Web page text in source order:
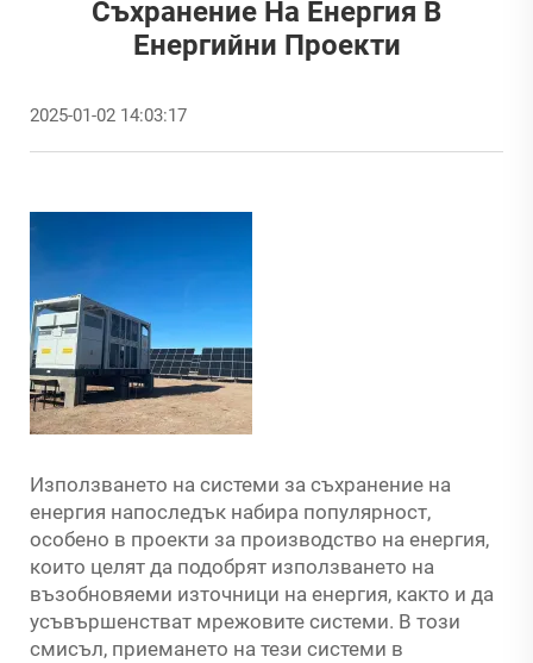
Съхранение На Енергия В
Енергийни Проекти
2025-01-02 14:03:17
Използването на системи за съхранение на
енергия напоследък набира популярност,
особено в проекти за производство на енергия,
които целят да подобрят използването на
възобновяеми източници на енергия, както и да
усъвършенстват мрежовите системи. В този
смисъл, приемането на тези системи в